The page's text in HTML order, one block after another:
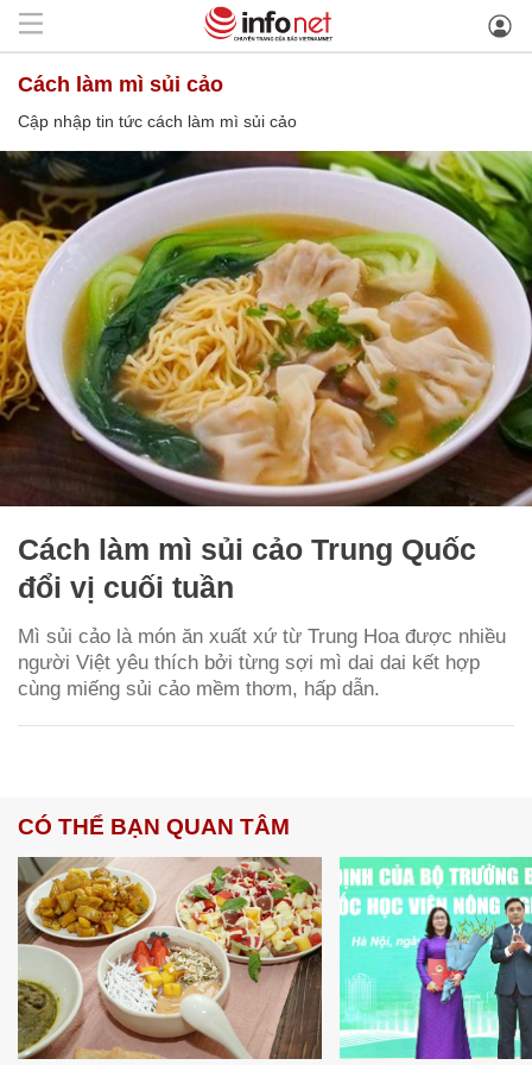
cách làm mì sủi cảo
Cập nhập tin tức cách làm mì sủi cảo
Cách làm mì sủi cảo Trung Quốc
đổi vị cuối tuần
Mì sủi cảo là món ăn xuất xứ từ Trung Hoa được nhiều
người Việt yêu thích bởi từng sợi mì dai dai kết hợp
cùng miếng sủi cảo mềm thơm, hấp dẫn.
CÓ THỂ BẠN QUAN TÂM